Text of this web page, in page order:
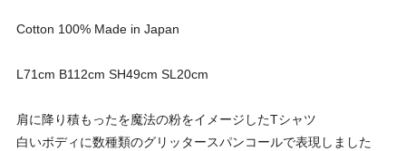
Cotton 100% Made in Japan
L71cm B112cm SH49cm SL20cm
肩に降り積もったを魔法の粉をイメージしたTシャツ
白いボディに数種類のグリッタースパンコールで表現しました